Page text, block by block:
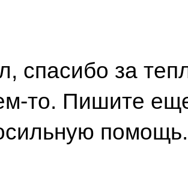
спасибо за
то. Пишите